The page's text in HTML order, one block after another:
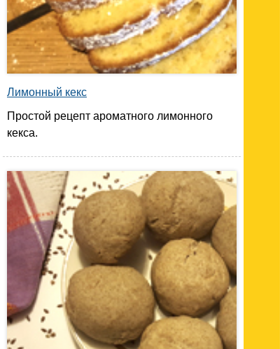
Лимонный кекс
Простой рецепт ароматного лимонного
кекса.